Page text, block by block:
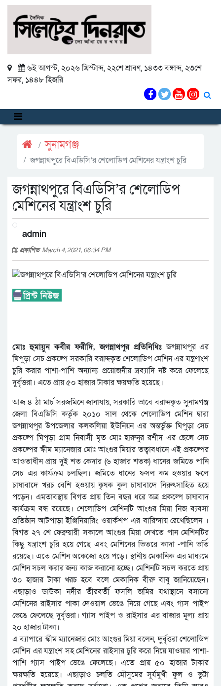
৬ই আগস্ট, ২০২৬ খ্রিস্টাব্দ, ২২শে শ্রাবণ, ১৪৩৩ বঙ্গাব্দ, ২৩শে
সফর, ১৪৪৮ হিজরি
সুনামগঞ্জ
জগন্নাথপুরে বিএডিসি’র শেলোডিপ মেশিনের যন্ত্রাংশ চুরি
জগন্নাথপুরে বিএডিসি’র শেলোডিপ
মেশিনের যন্ত্রাংশ চুরি
admin
প্রকাশিত March 4, 2021, 06:34 PM
মোঃ হুমায়ুন কবীর ফরীদি, জগন্নাথপুর প্রতিনিধিঃজগন্নাথপুর এর
ঘিপুড়া সেচ প্রকল্পে সরকারি বরাদ্দকৃত শেলোডিপ মেশিন এর যন্ত্রণাংশ
চুরি করার পাশা-পাশি অন্যান্য প্রয়োজনীয় দ্রব্যাদি নষ্ট করে ফেলেছে
দুর্বৃত্তরা। এতে প্রায় ৫০ হাজার টাকার ক্ষয়ক্ষতি হয়েছে।
আজ ৪ ঠা মার্চ সরজমিনে জানাযায়, সরকারি ভাবে বরাদ্দকৃত সুনামগঞ্জ
জেলা বিএডিসি কর্তৃক ২০১০ সাল থেকে শেলোডিপ মেশিন দ্বারা
জগন্নাথপুর উপজেলার কলকলিয়া ইউনিয়ন এর অন্তর্ভুক্ত ঘিপুড়া সেচ
প্রকল্পে ঘিপুড়া গ্রাম নিবাসী মৃত মোঃ হারুনুর রশীদ এর ছেলে সেচ
প্রকল্পের স্কীম ম্যানেজার মোঃ আংগুর মিয়ার তত্বাবধানে এই প্রকল্পের
আওতাধীন প্রায় দুই শত কেদার (৬ হাজার শতক) ধানের জমিতে পানি
সেচ এর কার্যক্রম চলছিল। জমিতে ধানের ফসল কম হওয়ার ফলে
চাষাবাদে খরচ বেশি হওয়ায় কৃষক কুল চাষাবাদে নিরুৎসাহিত হয়ে
পড়েন। এমতাবস্থায় বিগত প্রায় তিন বছর ধরে অত্র প্রকল্পে চাষাবাদ
কার্যক্রম বন্ধ রয়েছে। শেলোডিপ মেশিনটি আংগুর মিয়া নিজ ব্যবসা
প্রতিষ্ঠান আটপাড়া ইঞ্জিনিয়ারিং ওয়ার্কশপ এর বারিন্দায় রেখেছিলেন ।
বিগত ২৭ শে ফেব্রুয়ারী সকালে আংগুর মিয়া দেখতে পান মেশিনটির
কিছু যন্ত্রাংশ চুরি হয়ে গেছে এবং মেশিনের ভিতরে কাদা -পানি ভর্তি
রয়েছে। এতে মেশিন অকেজো হয়ে পড়ে। স্থানীয় মেকানিক এর মাধ্যমে
মেশিন সচল করার জন্য কাজ করানো হচ্ছে। মেশিনটি সচল করতে প্রায়
৩০ হাজার টাকা খরচ হবে বলে মেকানিক বীরু বাবু জানিয়েছেন।
এছাড়াও ডাউকা নদীর তীরবর্তী ফসলি জমির যথাস্থানে বসানো
মেশিনের রাইসার পাকা দেওয়াল ভেঙে নিয়ে গেছে এবং গ্যস পাইপ
ভেঙে ফেলেছে দুর্বৃত্তরা। গ্যাস পাইপ ও রাইসার এর বাজার মূল্য প্রায়
২০ হাজার টাকা।
এ ব্যাপারে স্কীম ম্যানেজার মোঃ আংগুর মিয়া বলেন, দুর্বৃত্তরা শেলোডিপ
মেশিন এর যন্ত্রাংশ সহ মেশিনের রাইসার চুরি করে নিয়ে যাওয়ার পাশা-
পাশি গ্যাস পাইপ ভেঙে ফেলেছে। এতে প্রায় ৫০ হাজার টাকার
ক্ষয়ক্ষতি হয়েছে। এছাড়াও চলতি মৌসুমের সূর্যমূখী ফুল ও ভুট্টা